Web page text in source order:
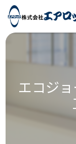
エコジ